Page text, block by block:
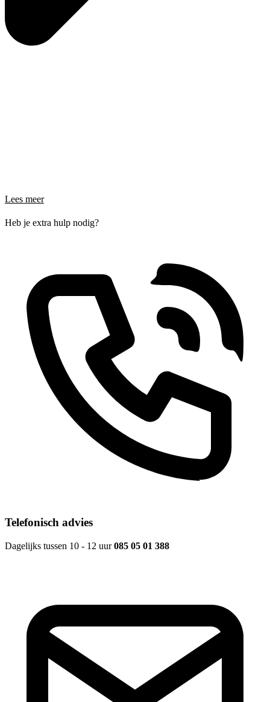
Lees meer
Heb je extra hulp nodig?
Telefonisch advies
Dagelijks tussen 10 - 12 uur085 05 01 388